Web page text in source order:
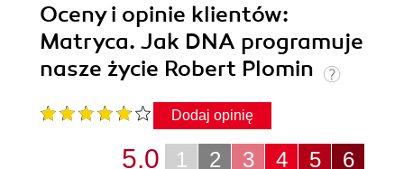
Oceny i opinie klientów:
Matryca. Jak DNA programuje
nasze życie Robert Plomin
Dodaj opinię
6
5
4
3
2
1
5.0